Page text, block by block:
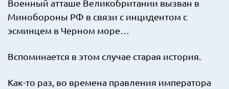
Военный атташе Великобритании вызван в
Минобороны РФ в связи с инцидентом с
эсминцем в Черном море…
Вспоминается в этом случае старая история.
Как-то раз, во времена правления императора